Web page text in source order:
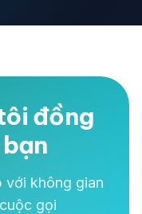
đồng
với không gian
gọi